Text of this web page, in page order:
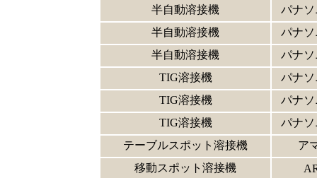
半自動溶接機
パナ
半自動溶接機
パナ
半自動溶接機
パナ
TIG溶接機
パナ
TIG溶接機
パナ
TIG溶接機
パナ
テーブルスポット溶接機
ア
移動スポット溶接機